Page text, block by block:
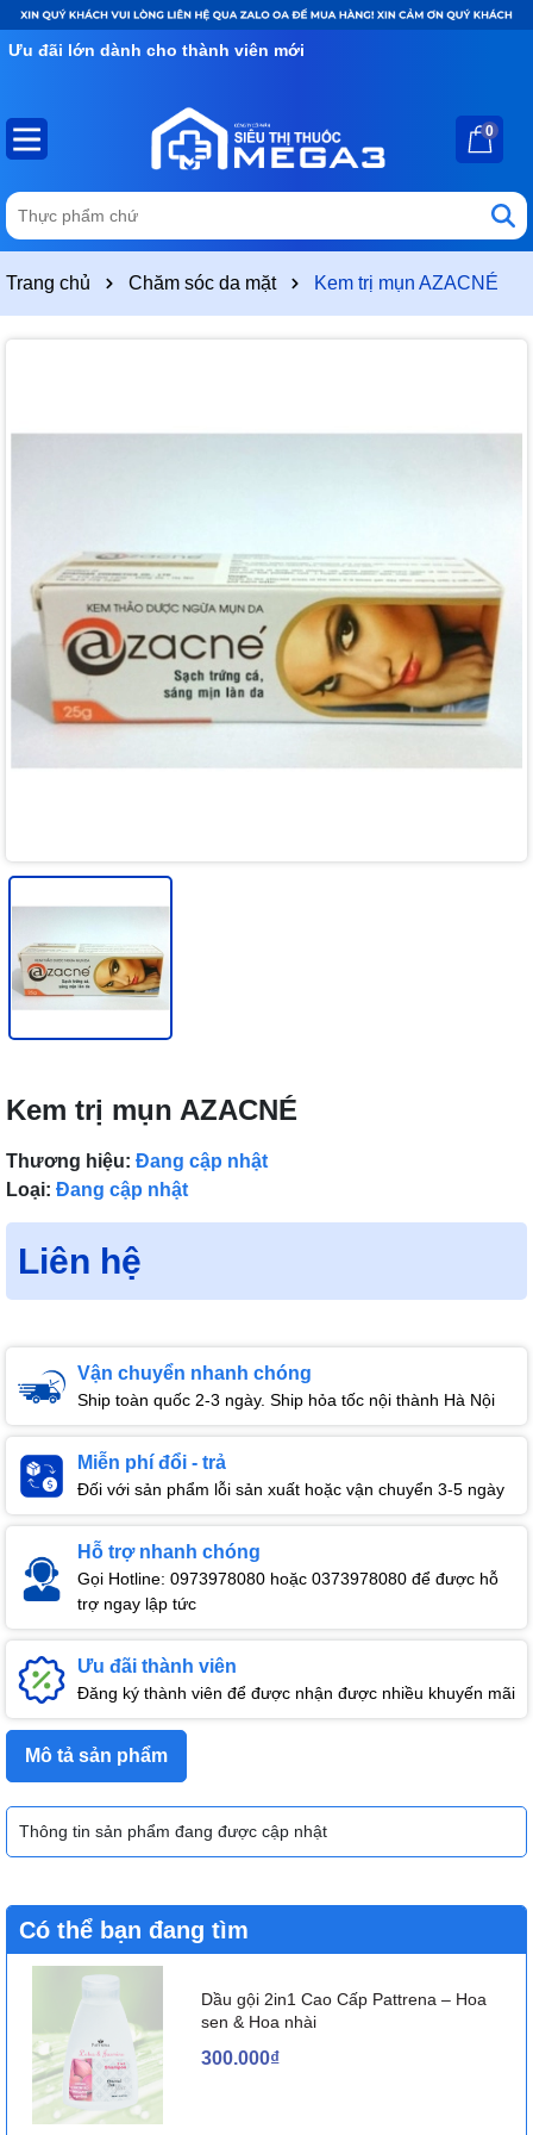
Ưu đãi lớn dành cho thành viên mới
0
Trang chủ Chăm sóc da mặt Kem trị mụn AZACNÉ
Kem trị mụn AZACNÉ
Thương hiệu: Đang cập nhật
Loại: Đang cập nhật
Liên hệ
Vận chuyển nhanh chóng
Ship toàn quốc 2-3 ngày. Ship hỏa tốc nội thành Hà Nội
Miễn phí đổi - trả
Đối với sản phẩm lỗi sản xuất hoặc vận chuyển 3-5 ngày
Hỗ trợ nhanh chóng
Gọi Hotline: 0973978080 hoặc 0373978080 để được hỗ
trợ ngay lập tức
Ưu đãi thành viên
Đăng ký thành viên để được nhận được nhiều khuyến mãi
Mô tả sản phẩm
Thông tin sản phẩm đang được cập nhật
Có thể bạn đang tìm
Dầu gội 2in1 Cao Cấp Pattrena – Hoa
sen & Hoa nhài
300.000₫